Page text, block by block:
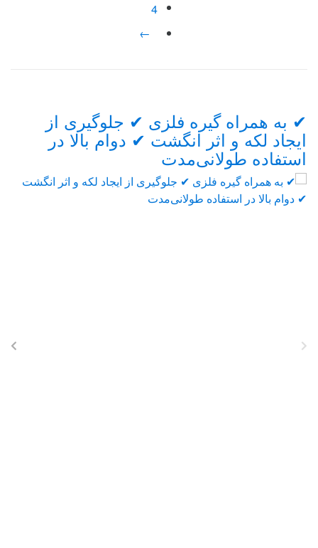
4
←
Brands
Carousel
✔ به همراه گیره فلزی ✔ جلوگیری از
ایجاد لکه و اثر انگشت ✔ دوام بالا در
استفاده طولانی‌مدت